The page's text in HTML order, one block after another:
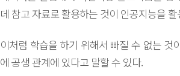
데 참고 자료로 활용하는 것이 인공지능을
이처럼 학습을 하기 위해서 빠질 수 없는 것
에 공생 관계에 있다고 말할 수 있다.